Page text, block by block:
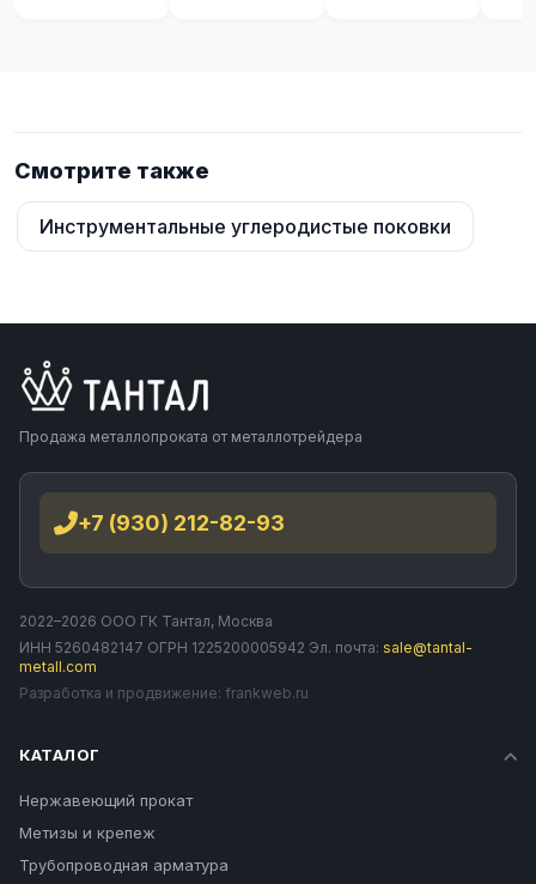
Смотрите также
Инструментальные углеродистые поковки
Продажа металлопроката от металлотрейдера
+7 (930) 212-82-93
2022–2026 ООО ГК Тантал, Москва
ИНН 5260482147 ОГРН 1225200005942 Эл. почта: sale@tantal-
metall.com
Разработка и продвижение: frankweb.ru
КАТАЛОГ
Нержавеющий прокат
Метизы и крепеж
Трубопроводная арматура